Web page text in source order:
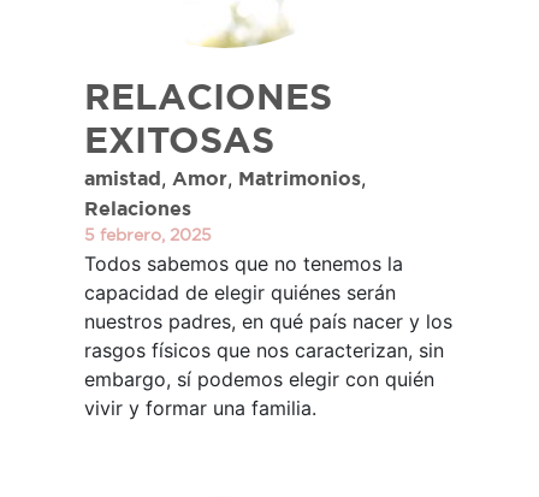
RELACIONES
EXITOSAS
amistad , Amor, Matrimonios,
Relaciones
5 febrero, 2025
Todos sabemos que no tenemos la
capacidad de elegir quiénes serán
nuestros padres, en qué país nacer y los
rasgos físicos que nos caracterizan, sin
embargo, sí podemos elegir con quién
vivir y formar una familia.